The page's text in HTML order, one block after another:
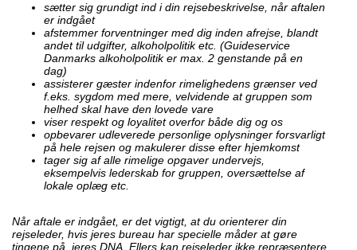
sætter sig grundigt ind i din rejsebeskrivelse, når aftalen
er indgået
afstemmer forventninger med dig inden afrejse, blandt
andet til udgifter, alkoholpolitik etc. (Guideservice
Danmarks alkoholpolitik er max. 2 genstande på en
dag)
assisterer gæster indenfor rimelighedens grænser ved
f.eks. sygdom med mere, velvidende at gruppen som
helhed skal have den lovede vare
viser respekt og loyalitet overfor både dig og os
opbevarer udleverede personlige oplysninger forsvarligt
på hele rejsen og makulerer disse efter hjemkomst
tager sig af alle rimelige opgaver undervejs,
eksempelvis lederskab for gruppen, oversættelse af
lokale oplæg etc.
Når aftale er indgået, er det vigtigt, at du orienterer din
rejseleder, hvis jeres bureau har specielle måder at gøre
tingene på, jeres DNA. Ellers kan rejseleder ikke repræsentere